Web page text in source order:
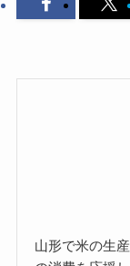
山形で米の生